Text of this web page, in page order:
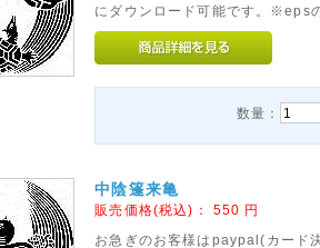
にダウンロード可能です。※eps
数量：
中陰篷来亀
販売価格(税込)： 550 円
お急ぎのお客様はpaypal(カード